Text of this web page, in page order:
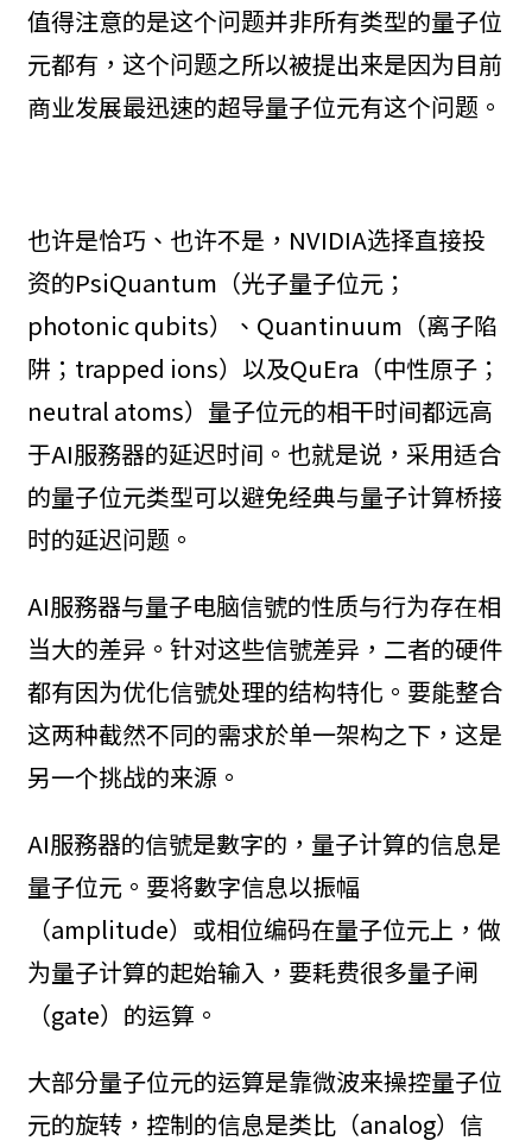
值得注意的是这个问题并非所有类型的量子位
元都有，这个问题之所以被提出来是因为目前
商业发展最迅速的超导量子位元有这个问题。
也许是恰巧、也许不是，NVIDIA选择直接投
资的PsiQuantum（光子量子位元；
photonic qubits）、Quantinuum（离子陷
阱；trapped ions）以及QuEra（中性原子；
neutral atoms）量子位元的相干时间都远高
于AI服務器的延迟时间。也就是说，采用适合
的量子位元类型可以避免经典与量子计算桥接
时的延迟问题。
AI服務器与量子电脑信號的性质与行为存在相
当大的差异。针对这些信號差异，二者的硬件
都有因为优化信號处理的结构特化。要能整合
这两种截然不同的需求於单一架构之下，这是
另一个挑战的来源。
AI服務器的信號是數字的，量子计算的信息是
量子位元。要将數字信息以振幅
（amplitude）或相位编码在量子位元上，做
为量子计算的起始输入，要耗费很多量子闸
（gate）的运算。
大部分量子位元的运算是靠微波来操控量子位
元的旋转，控制的信息是类比（analog）信